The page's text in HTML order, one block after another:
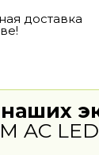
доставка
AC LED